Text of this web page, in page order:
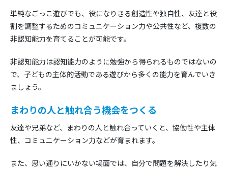
単純なごっこ遊びでも、役になりきる創造性や独自性、友達と役
割を調整するためのコミュニケーション力や公共性など、複数の
非認知能力を育てることが可能です。
非認知能力は認知能力のように勉強から得られるものではないの
で、子どもの主体的活動である遊びから多くの能力を育んでいき
ましょう。
まわりの人と触れ合う機会をつくる
友達や兄弟など、まわりの人と触れ合っていくと、協働性や主体
性、コミュニケーション力などが育まれます。
また、思い通りにいかない場面では、自分で問題を解決したり気